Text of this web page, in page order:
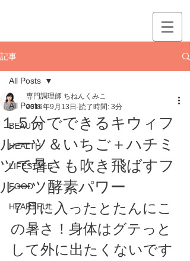
記事
All Posts
BEAUTY
HEALTH
LIFESTYLE
FOOD
HEARTFUL
All Posts
１５分でできるキウィフ
ルーツ＆いちご＋ハチミ
ツで暑さも吹き飛ばすフ
ルーツ酵素パワー
専門調理師 ちねんくみこ
2016年9月13日 読了時間: 3分
７月に入ったとたんにこ
の暑さ！身体はグテっと
して外に出たくないです